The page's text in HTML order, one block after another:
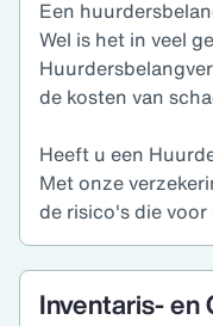
Een
Wel is het in veel
de kosten van
Heeft u een
Met onze
de risico's die
Inventaris- en